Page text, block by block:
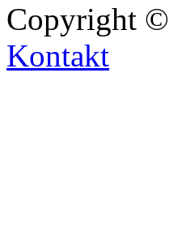
Copyright ©
Kontakt